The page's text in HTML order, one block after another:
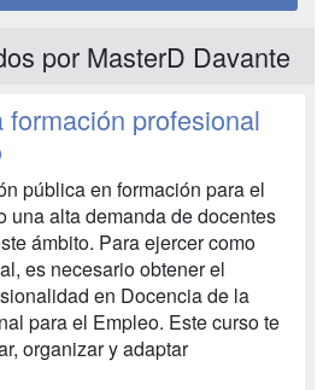
por MasterD Davante
formación profesional
pública en formación para el
una alta demanda de docentes
ámbito. Para ejercer como
es necesario obtener el
en Docencia de la
para el Empleo. Este curso te
organizar y adaptar